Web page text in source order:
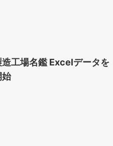
造工場名鑑 Excelデータを
始